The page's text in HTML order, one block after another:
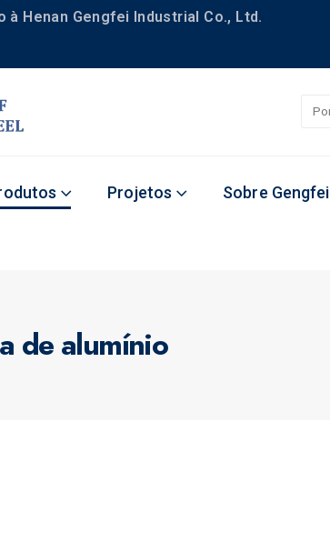
à Henan Gengfei Industrial Co., Ltd.
Projetos Sobre Gengfei
de alumínio